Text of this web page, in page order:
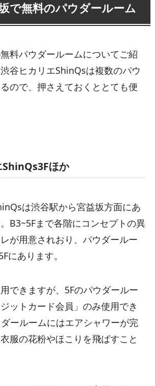
で無料のパウダールーム
料パウダールームについてご紹
谷ヒカリエShinQsは複数のパウ
ので、押さえておくととても便
ほか
は渋谷駅から宮益坂方面にあ
B3~5Fまで各階にコンセプトの異
が用意されおり、パウダールー
にあります。
できますが、5Fのパウダールー
ットカード会員」のみ使用でき
ールームにはエアシャワーが完
服の花粉やほこりを飛ばすこと